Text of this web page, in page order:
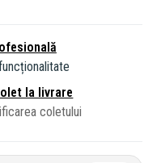
la livrare
coletului